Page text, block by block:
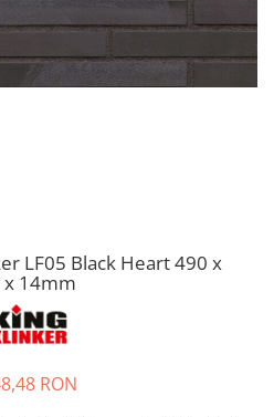
LF05 Black Heart 490 x
x 14mm
RON